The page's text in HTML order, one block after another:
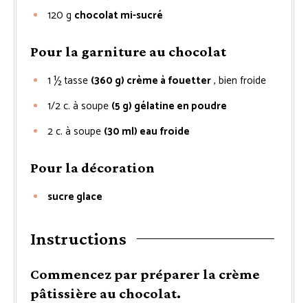
120 g chocolat mi-sucré
Pour la garniture au chocolat
1 ½tasse (360 g) crème à fouetter, bien froide
1/2c. à soupe (5 g) gélatine en poudre
2c. à soupe (30 ml) eau froide
Pour la décoration
sucre glace
Instructions
Commencez par préparer la crème
pâtissière au chocolat.